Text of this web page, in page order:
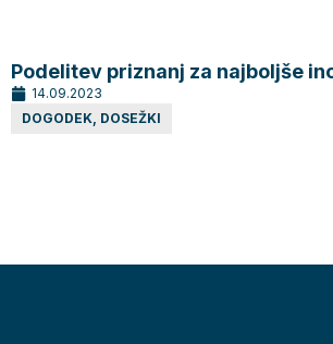
Podelitev priznanj za najboljše
14.09.2023
DOGODEK, DOSEŽKI